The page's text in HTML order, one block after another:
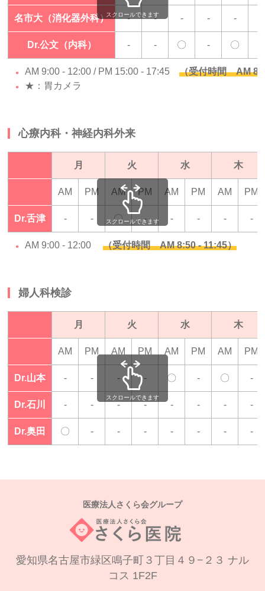
名市大（消化器外科） - - - - -
Dr.公文（内科） - - 〇 - 〇
AM 9:00 - 12:00 / PM 15:00 - 17:45 （受付時間 AM
★：胃カメラ
スクロールできます
心療内科・神経内科外来
月 火 水 木
AM PM AM PM AM PM AM PM
Dr.舌津 - - 〇 - - - - -
AM 9:00 - 12:00 （受付時間 AM 8:50 - 11:45）
スクロールできます
婦人科検診
月 火 水 木
AM PM AM PM AM PM AM PM
Dr.山本 - - - - 〇 - 〇 -
Dr.石川 - - - - - - - -
Dr.奥田 〇 - - - - - - -
スクロールできます
医療法人さくら会グループ
愛知県名古屋市緑区鳴子町３丁目４９−２３ ナル
コス 1F2F